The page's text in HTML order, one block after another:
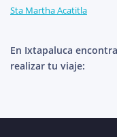
Sta Martha Acatitla
En Ixtapaluca
realizar tu viaje: